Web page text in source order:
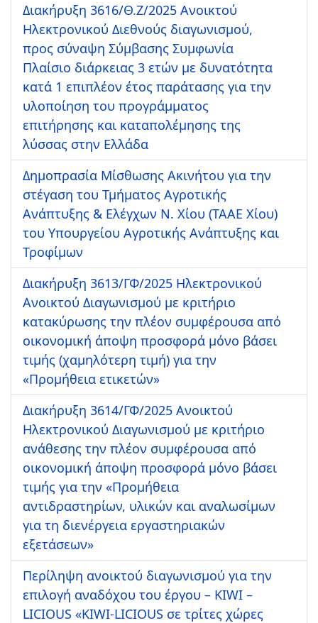
Διακήρυξη 3616/Θ.Ζ/2025 Ανοικτού
Ηλεκτρονικού Διεθνούς διαγωνισμού,
προς σύναψη Σύμβασης Συμφωνία
Πλαίσιο διάρκειας 3 ετών με δυνατότητα
κατά 1 επιπλέον έτος παράτασης για την
υλοποίηση του προγράμματος
επιτήρησης και καταπολέμησης της
λύσσας στην Ελλάδα
Δημοπρασία Μίσθωσης Ακινήτου για την
στέγαση του Τμήματος Αγροτικής
Ανάπτυξης & Ελέγχων Ν. Χίου (ΤΑΑΕ Χίου)
του Υπουργείου Αγροτικής Ανάπτυξης και
Τροφίμων
Διακήρυξη 3613/ΓΦ/2025 Ηλεκτρονικού
Ανοικτού Διαγωνισμού με κριτήριο
κατακύρωσης την πλέον συμφέρουσα από
οικονομική άποψη προσφορά μόνο βάσει
τιμής (χαμηλότερη τιμή) για την
«Προμήθεια ετικετών»
Διακήρυξη 3614/ΓΦ/2025 Ανοικτού
Ηλεκτρονικού Διαγωνισμού με κριτήριο
ανάθεσης την πλέον συμφέρουσα από
οικονομική άποψη προσφορά μόνο βάσει
τιμής για την «Προμήθεια
αντιδραστηρίων, υλικών και αναλωσίμων
για τη διενέργεια εργαστηριακών
εξετάσεων»
Περίληψη ανοικτού διαγωνισμού για την
επιλογή αναδόχου του έργου – KIWI –
LICIOUS «KIWI-LICIOUS σε τρίτες χώρες